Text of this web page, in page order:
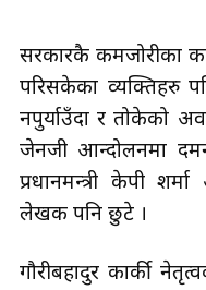
सरकारकै कमजोरीका
परिसकेका व्यक्तिहरु
नपुर्याउँदा र तोकेको
जेनजी आन्दोलनमा
प्रधानमन्त्री केपी
लेखक पनि छुटे ।
गौरीबहादुर कार्की